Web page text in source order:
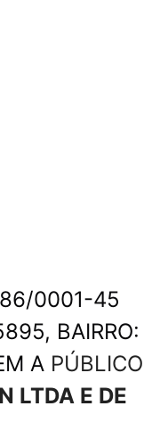
0001-45
BAIRRO:
A PÚBLICO
LTDA E DE